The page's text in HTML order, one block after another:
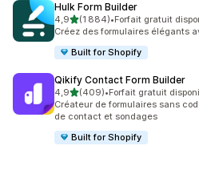
Hulk Form Builder
4,9étoile(s) sur 5
(1 884)
1884 avis au total
•Forfait gratuit
Créez des formulaires élégants
Built for Shopify
Qikify Contact Form Builder
4,9étoile(s) sur 5
(409)
409 avis au total
•Forfait gratuit
Créateur de formulaires sans
de contact et sondages
Built for Shopify